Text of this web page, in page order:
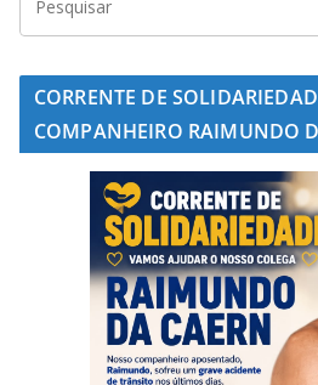
CORRENTE DE
COMPANHEIRO RAIMUNDO